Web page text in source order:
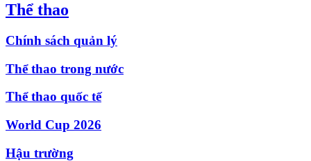
Thể thao
Chính sách quản lý
Thể thao trong nước
Thể thao quốc tế
World Cup 2026
Hậu trường